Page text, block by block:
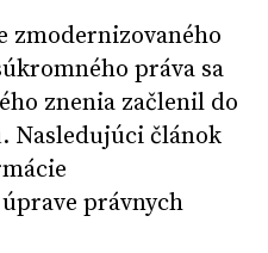
zmodernizovaného
práva sa
znenia začlenil do
Nasledujúci článok
právnych